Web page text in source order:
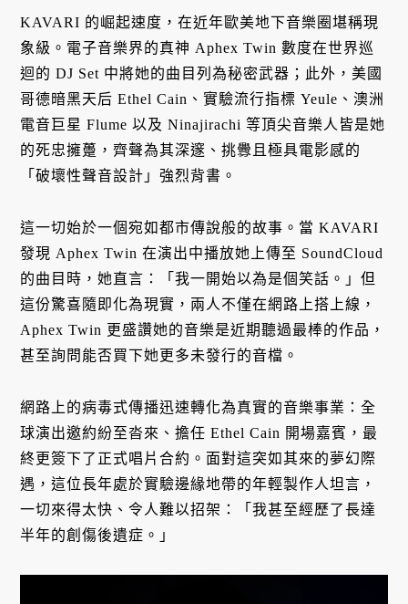
KAVARI 的崛起速度，在近年歐美地下音樂圈堪稱現
象級。電子音樂界的真神 Aphex Twin 數度在世界巡
迴的 DJ Set 中將她的曲目列為秘密武器；此外，美國
哥德暗黑天后 Ethel Cain、實驗流行指標 Yeule、澳洲
電音巨星 Flume 以及 Ninajirachi 等頂尖音樂人皆是她
的死忠擁躉，齊聲為其深邃、挑釁且極具電影感的
「破壞性聲音設計」強烈背書。
這一切始於一個宛如都市傳說般的故事。當 KAVARI
發現 Aphex Twin 在演出中播放她上傳至 SoundCloud
的曲目時，她直言：「我一開始以為是個笑話。」但
這份驚喜隨即化為現實，兩人不僅在網路上搭上線，
Aphex Twin 更盛讚她的音樂是近期聽過最棒的作品，
甚至詢問能否買下她更多未發行的音檔。
網路上的病毒式傳播迅速轉化為真實的音樂事業：全
球演出邀約紛至沓來、擔任 Ethel Cain 開場嘉賓，最
終更簽下了正式唱片合約。面對這突如其來的夢幻際
遇，這位長年處於實驗邊緣地帶的年輕製作人坦言，
一切來得太快、令人難以招架：「我甚至經歷了長達
半年的創傷後遺症。」